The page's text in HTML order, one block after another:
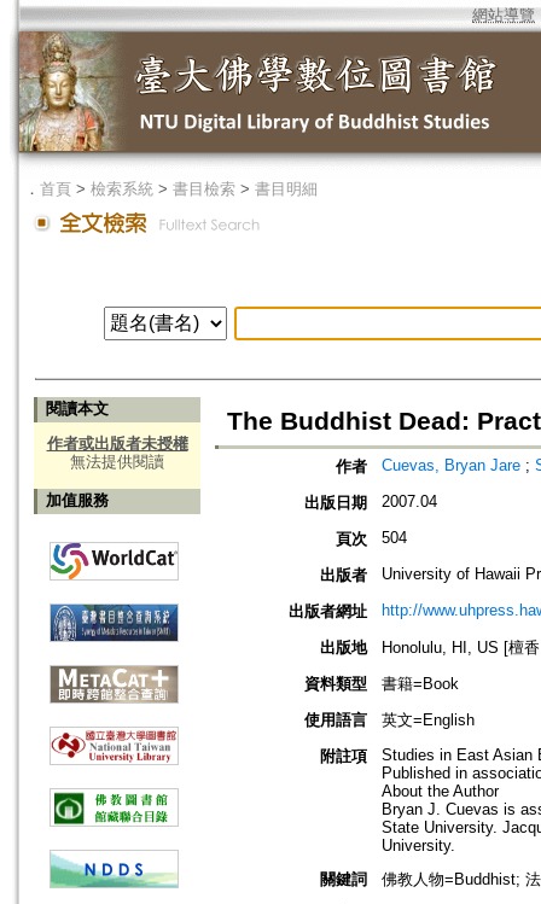
網站導覽
． 首頁 > 檢索系統 > 書目檢索 > 書目明細
閱讀本文
作者或出版者未授權
無法提供閱讀
加值服務
The Buddhist Dead:
作者 Cuevas, Bryan Jare ;
出版日期 2007.04
頁次 504
出版者 University of Hawaii
出版者網址 http://
出版地
Honolulu, HI, US [檀
資料類型
書籍=Book
使用語言
英文=English
附註項
Studies in East Asian
Published in
About the Author
Bryan J. Cuevas is
State University.
University.
關鍵詞
佛教人物=Buddhist;